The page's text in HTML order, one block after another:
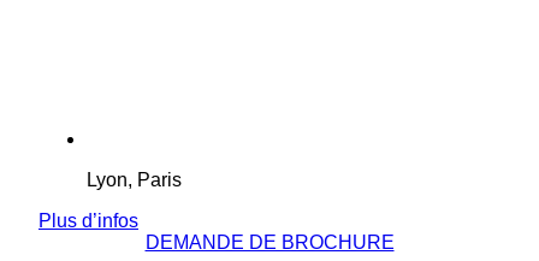
Lyon, Paris
Plus d’infos
DEMANDE DE BROCHURE